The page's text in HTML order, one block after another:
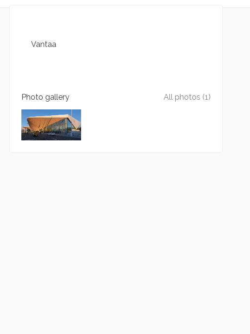
Vantaa
Photo gallery All photos (1)